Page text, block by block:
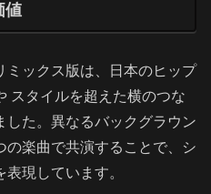
値
ミックス版は、日本のヒップ
スタイルを超えた横のつな
した。異なるバックグラウン
の楽曲で共演することで、シ
現しています。